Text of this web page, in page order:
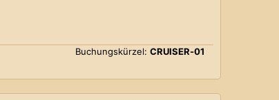
Buchungskürzel: CRUISER-01